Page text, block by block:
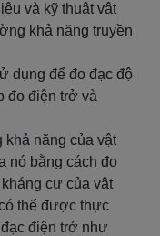
và kỹ thuật vật
khả năng truyền
dụng để đo đạc độ
đo điện trở và
năng của vật
nó bằng cách đo
cự của vật
thể được thực
điện trở như